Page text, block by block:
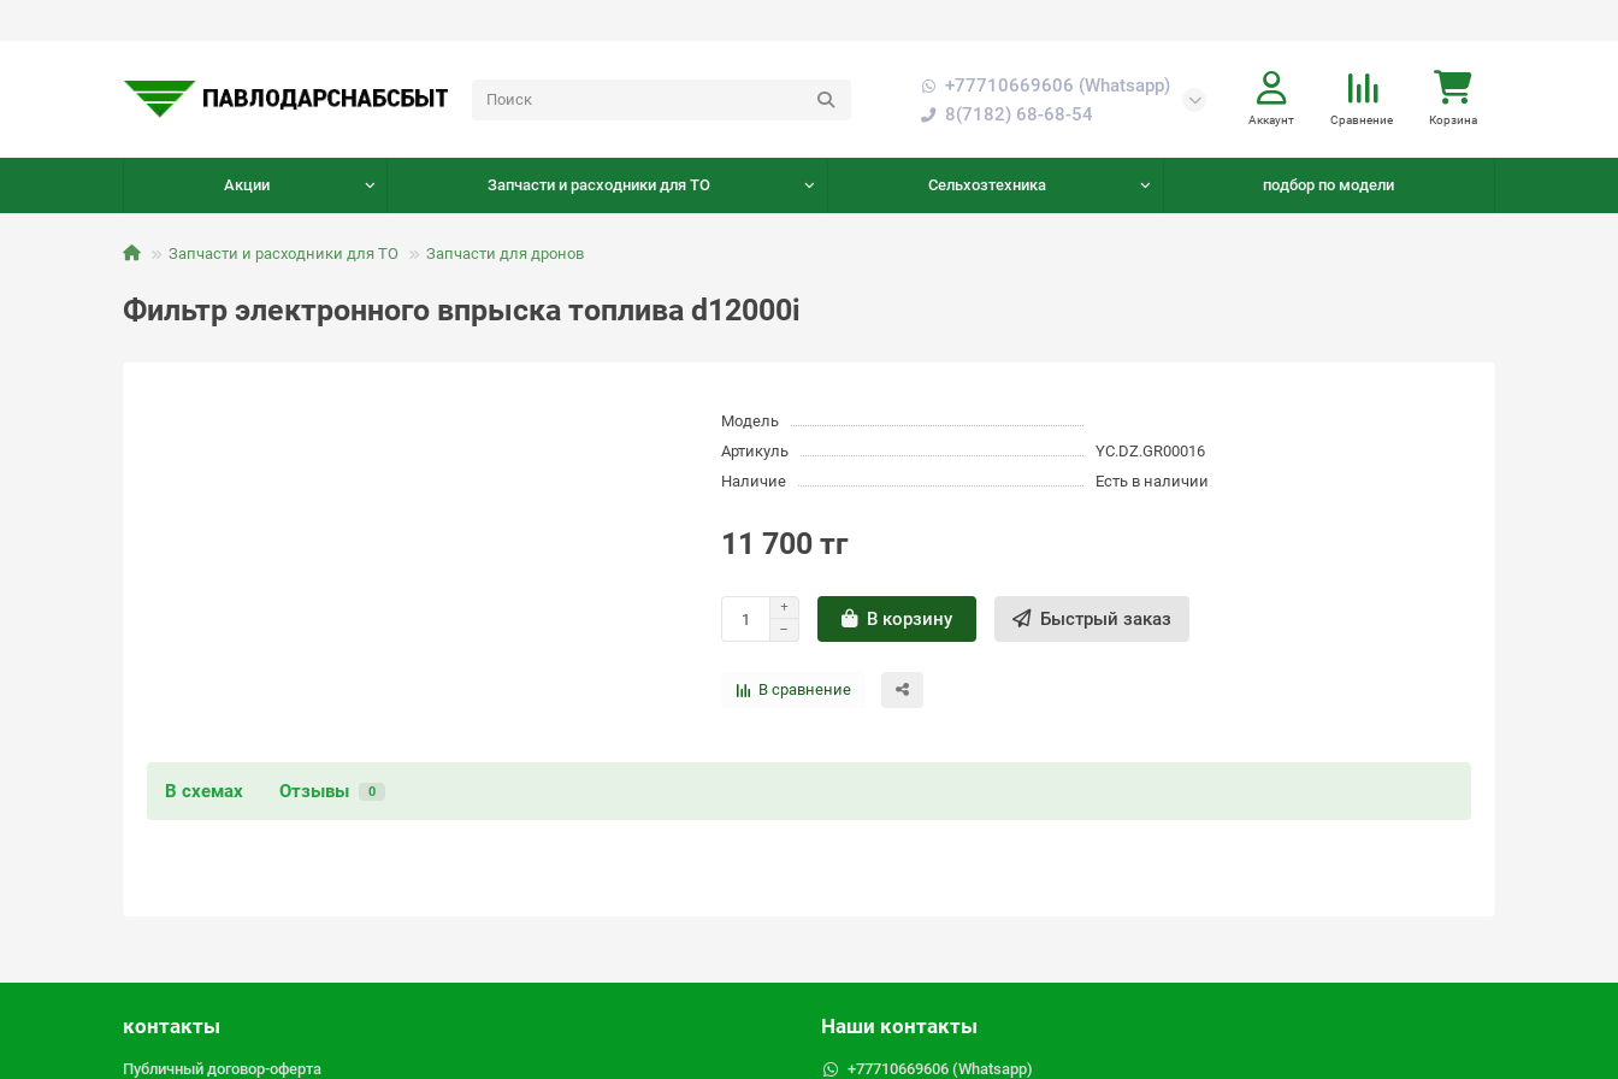
+77710669606 (Whatsapp)
8(7182) 68-68-54
Аккаунт Сравнение Корзина
Акции Запчасти и расходники для ТО Сельхозтехника подбор по модели
Запчасти и расходники для ТО Запчасти для дронов
Фильтр электронного впрыска топлива d12000i
Модель
Артикуль
YC.DZ.GR00016
Наличие
Есть в наличии
11 700 тг
В корзину Быстрый заказ
В сравнение
В схемах Отзывы 0
контакты
Публичный договор-оферта
Наши контакты
+77710669606 (Whatsapp)